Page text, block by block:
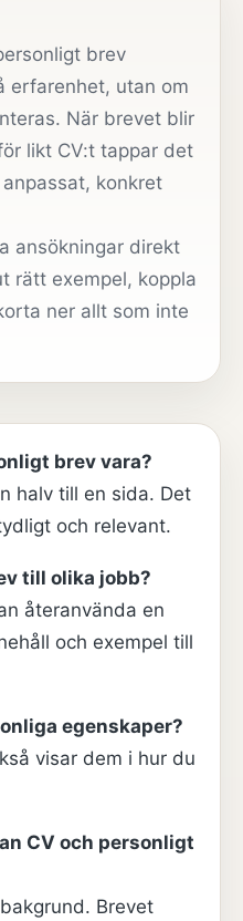
brev
erfarenhet, utan om
När brevet blir
likt CV:t tappar det
konkret
ansökningar direkt
rätt exempel, koppla
ner allt som inte
brev vara?
halv till en sida. Det
och relevant.
till olika jobb?
återanvända en
och exempel till
egenskaper?
visar dem i hur du
CV och personligt
Brevet